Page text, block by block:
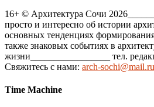
16+ © Архитектура Сочи
просто и интересно об истории
основных тенденциях
также знаковых событиях в
жизни_________________ тел.
Свяжитесь с нами: arch-sochi@mail.ru
Time Machine